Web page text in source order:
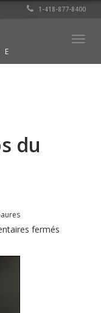
1-418-877-8400
du
fermés